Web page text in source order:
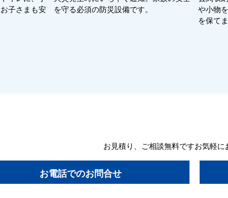
子さまも安
を守る必須の防災設備です。
や小物
を保てま
お見積り、ご相談無料ですお気軽に
お電話でのお問合せ